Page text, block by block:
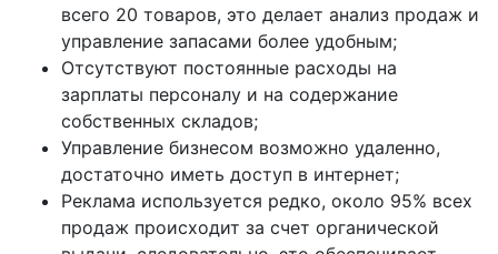
всего 20 товаров, это делает анализ продаж и
управление запасами более удобным;
Отсутствуют постоянные расходы на
зарплаты персоналу и на содержание
собственных складов;
Управление бизнесом возможно удаленно,
достаточно иметь доступ в интернет;
Реклама используется редко, около 95% всех
продаж происходит за счет органической